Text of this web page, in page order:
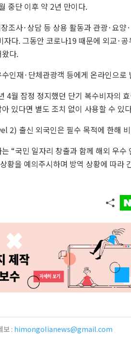
중단 이후 약 2년 만이다.
조사·상담 등 상용 활동과 관광·요
자다. 그동안 코로나19 때문에 외교·
다.
인재·단체관광객 등에게 온라인으로
4월 잠정 정지했던 단기 복수비자의
있다면 별도 조치 없이 사용할 수 있
2) 출신 외국인은 필수 목적에 한해
“국민 일자리 창출과 함께 해외 우
황을 예의주시하며 방역 상황에 따라
보 : himongolianews@gmail.com